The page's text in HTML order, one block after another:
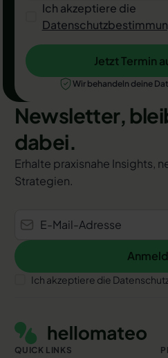
Ich akzeptiere die
Jetzt Termin auswählen
Jetzt Termin
Wir behandeln deine
Newsletter,
dabei.
Erhalte praxisnahe Insights,
Strategien.
Anmelden
Ich akzeptiere die
QUICK LINKS